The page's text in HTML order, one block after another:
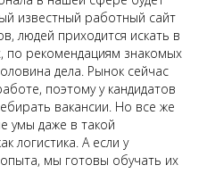
известный работный сайт
людей приходится искать в
по рекомендациям знакомых
дела. Рынок сейчас
поэтому у кандидатов
вакансии. Но все же
умы даже в такой
логистика. А если у
мы готовы обучать их